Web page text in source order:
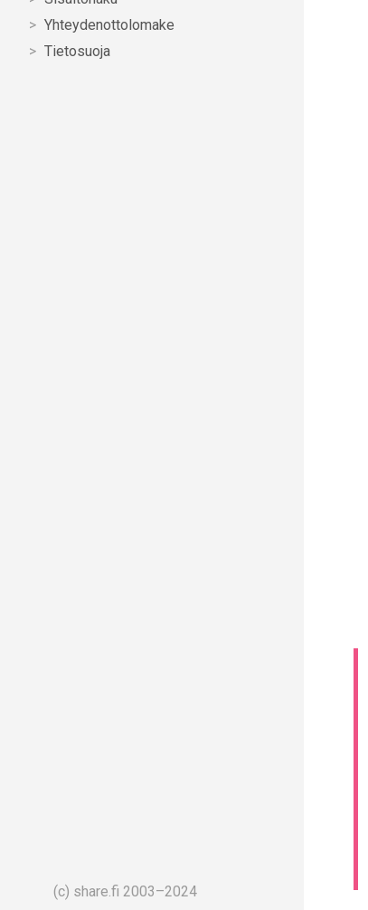
Yhteydenottolomake
Tietosuoja
(c) share.fi 2003–2024